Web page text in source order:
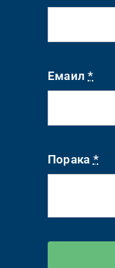
Емаил*
Порака *